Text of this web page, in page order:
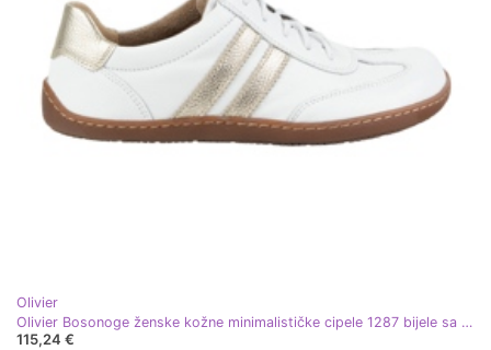
Olivier
Olivier Bosonoge ženske kožne minimalističke cipele 1287 bijele sa zlatnim tenisicama bijela
115,24 €